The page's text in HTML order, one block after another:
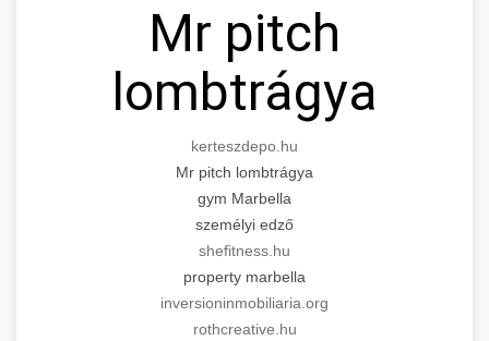
Mr pitch
lombtrágya
kerteszdepo.hu
Mr pitch lombtrágya
gym Marbella
személyi edző
shefitness.hu
property marbella
inversioninmobiliaria.org
rothcreative.hu